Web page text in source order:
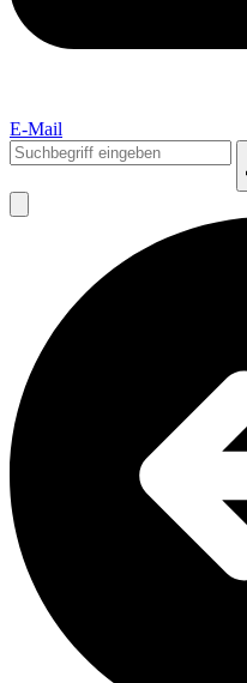
E-Mail
Suchen
nach: